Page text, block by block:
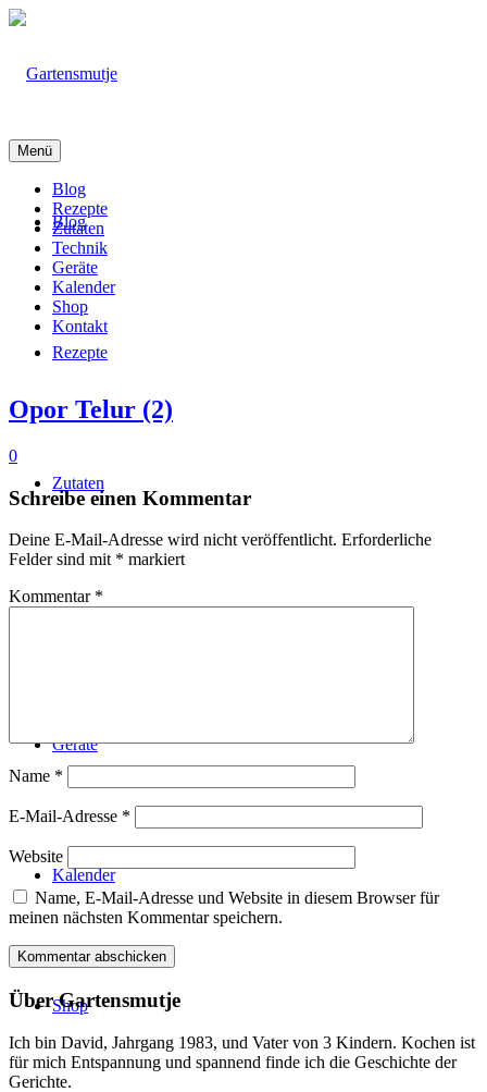
Blog
Rezepte
Zutaten
Technik
Geräte
Kalender
Shop
Menü
Blog
Rezepte
Zutaten
Technik
Geräte
Kalender
Shop
Kontakt
Opor Telur (2)
0
Schreibe einen Kommentar
Deine E-Mail-Adresse wird nicht veröffentlicht. Erforderliche
Felder sind mit * markiert
Kommentar *
Name *
E-Mail-Adresse *
Website
Name, E-Mail-Adresse und Website in diesem Browser für
meinen nächsten Kommentar speichern.
Über Gartensmutje
Ich bin David, Jahrgang 1983, und Vater von 3 Kindern. Kochen ist
für mich Entspannung und spannend finde ich die Geschichte der
Gerichte.